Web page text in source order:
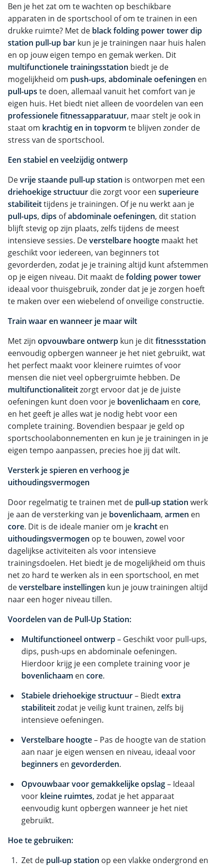
Ben je het zat om te wachten op beschikbare
apparaten in de sportschool of om te trainen in een
drukke ruimte? Met de black folding power tower dip
station pull-up bar kun je je trainingen naar huis halen
en op jouw eigen tempo en gemak werken. Dit
multifunctionele trainingsstation biedt je de
mogelijkheid om push-ups, abdominale oefeningen en
pull-ups te doen, allemaal vanuit het comfort van je
eigen huis. Het biedt niet alleen de voordelen van een
professionele fitnessapparatuur, maar stelt je ook in
staat om krachtig en in topvorm te blijven zonder de
stress van de sportschool.
Een stabiel en veelzijdig ontwerp
Devrije staande pull-up station is ontworpen met een
driehoekige structuur die zorgt voor een superieure
stabiliteittijdens je trainingen. Of je nu werkt aan je
pull-ups, dips ofabdominale oefeningen, dit station
blijft stevig op zijn plaats, zelfs tijdens de meest
intensieve sessies. Deverstelbare hoogte maakt het
geschikt voor iedereen, van beginners tot
gevorderden, zodat je je training altijd kunt afstemmen
op je eigen niveau. Dit maakt defolding power tower
ideaal voor thuisgebruik, zonder dat je je zorgen hoeft
te maken over een wiebelend of onveilige constructie.
Train waar en wanneer je maar wilt
Met zijn opvouwbare ontwerp kun je ditfitnessstation
eenvoudig opbergen wanneer je het niet gebruikt, wat
het perfect maakt voor kleinere ruimtes of voor
mensen die niet veel opbergruimte hebben. De
multifunctionaliteitzorgt ervoor dat je de juiste
oefeningen kunt doen voor je bovenlichaam en core,
en het geeft je alles wat je nodig hebt voor een
complete training. Bovendien bespaar je geld op
sportschoolabonnementen en kun je je trainingen in je
eigen tempo aanpassen, precies hoe jij dat wilt.
Versterk je spieren en verhoog je
uithoudingsvermogen
Door regelmatig te trainen met de pull-up station werk
je aan de versterking van je bovenlichaam, armen en
core. Dit is de ideale manier om je kracht en
uithoudingsvermogen op te bouwen, zowel voor
dagelijkse activiteiten als voor intensieve
trainingsdoelen. Het biedt je de mogelijkheid om thuis
net zo hard te werken als in een sportschool, en met
deverstelbare instellingen kun je jouw trainingen altijd
naar een hoger niveau tillen.
Voordelen van de Pull-Up Station:
Multifunctioneel ontwerp– Geschikt voor pull-ups,
dips, push-ups en abdominale oefeningen.
Hierdoor krijg je een complete training voor je
bovenlichaam en core.
Stabiele driehoekige structuur– Biedtextra
stabiliteitzodat je veilig kunt trainen, zelfs bij
intensieve oefeningen.
Verstelbare hoogte– Pas de hoogte van de station
aan naar je eigen wensen en niveau, ideaal voor
beginners en gevorderden.
Opvouwbaar voor gemakkelijke opslag– Ideaal
voor kleine ruimtes, zodat je het apparaat
eenvoudig kunt opbergen wanneer je het niet
gebruikt.
Hoe te gebruiken:
Zet de pull-up station op een vlakke ondergrond en